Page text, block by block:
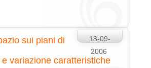
18-09-
2006
sui piani di
e variazione caratteristiche